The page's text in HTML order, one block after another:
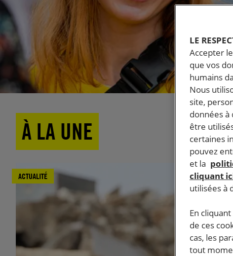
À LA UNE
ACTUALITÉ
LE
Accepter
que vos
humains
Nous
site,
données
être
certaines
pouvez
et la
cliquant
utilisées à
En
de ces
cas, les
tout